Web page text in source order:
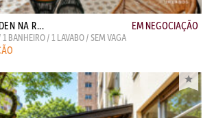
NA R... EM NEGOCIAÇÃO
BANHEIRO / 1 LAVABO / SEM VAGA